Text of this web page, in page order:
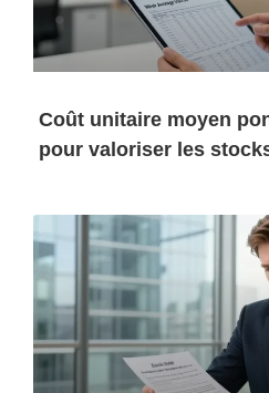
Coût unitaire moyen
pour valoriser les